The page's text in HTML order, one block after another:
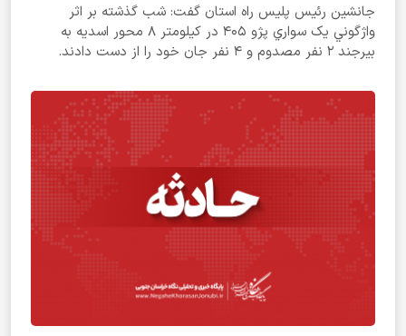
جانشين رئيس پليس راه استان گفت: شب گذشته بر اثر
واژگوني يک سواري پژو 405 در کيلومتر 8 محور اسديه به
بيرجند 2 نفر مصدوم و 4 نفر جان خود را از دست دادند.